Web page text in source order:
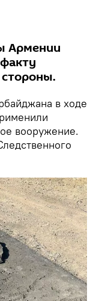
Армении
стороны.
в ходе
вооружение.